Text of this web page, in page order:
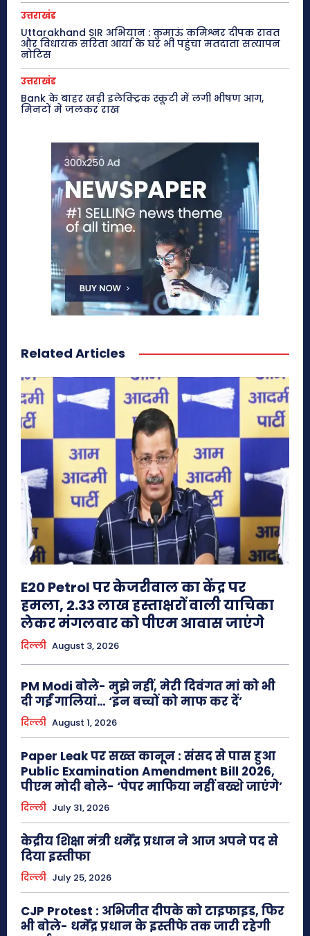
उत्तराखंड
Uttarakhand SIR अभियान : कुमाऊं कमिश्नर दीपक रावत
और विधायक सरिता आर्या के घर भी पहुंचा मतदाता सत्यापन
नोटिस
उत्तराखंड
Bank के बाहर खड़ी इलेक्ट्रिक स्कूटी में लगी भीषण आग,
मिनटों में जलकर राख
Related Articles
E20 Petrol पर केजरीवाल का केंद्र पर
हमला, 2.33 लाख हस्ताक्षरों वाली याचिका
लेकर मंगलवार को पीएम आवास जाएंगे
दिल्ली August 3, 2026
PM Modi बोले- मुझे नहीं, मेरी दिवंगत मां को भी
दी गईं गालियां… ‘इन बच्चों को माफ कर दें’
दिल्ली August 1, 2026
Paper Leak पर सख्त कानून : संसद से पास हुआ
Public Examination Amendment Bill 2026,
पीएम मोदी बोले- ‘पेपर माफिया नहीं बख्शे जाएंगे’
दिल्ली July 31, 2026
केद्रीय शिक्षा मंत्री धर्मेंद्र प्रधान ने आज अपने पद से
दिया इस्तीफा
दिल्ली July 25, 2026
CJP Protest : अभिजीत दीपके को टाइफाइड, फिर
भी बोले- धर्मेंद्र प्रधान के इस्तीफे तक जारी रहेगी